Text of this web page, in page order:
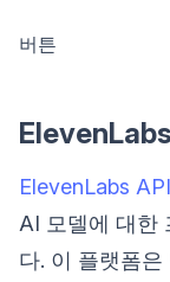
버튼
ElevenLabs API
AI 모델에 대한
다. 이 플랫폼